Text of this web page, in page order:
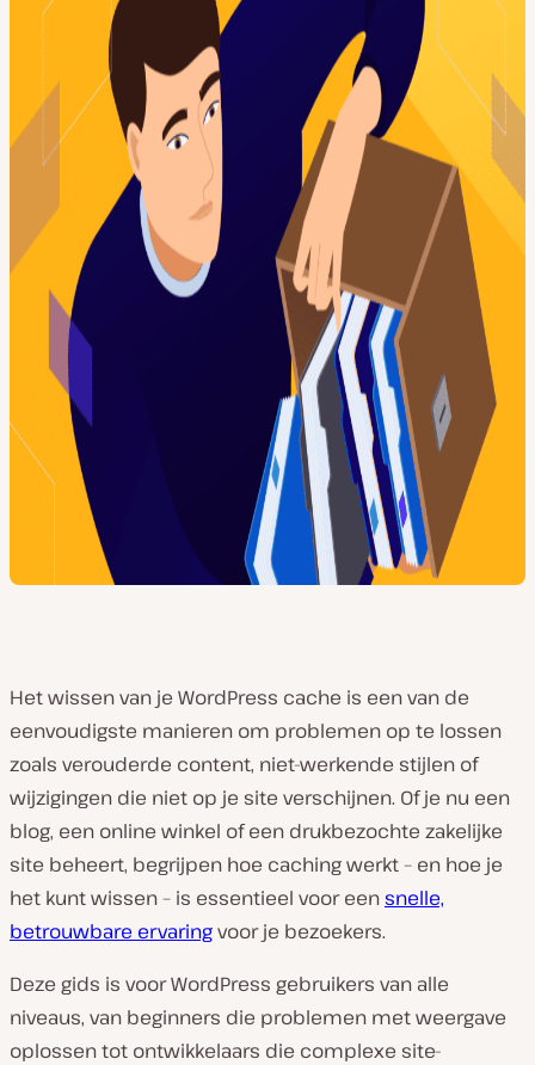
Het wissen van je WordPress cache is een van de
eenvoudigste manieren om problemen op te lossen
zoals verouderde content, niet-werkende stijlen of
wijzigingen die niet op je site verschijnen. Of je nu een
blog, een online winkel of een drukbezochte zakelijke
site beheert, begrijpen hoe caching werkt – en hoe je
het kunt wissen – is essentieel voor eensnelle,
betrouwbare ervaringvoor je bezoekers.
Deze gids is voor WordPress gebruikers van alle
niveaus, van beginners die problemen met weergave
oplossen tot ontwikkelaars die complexe site-